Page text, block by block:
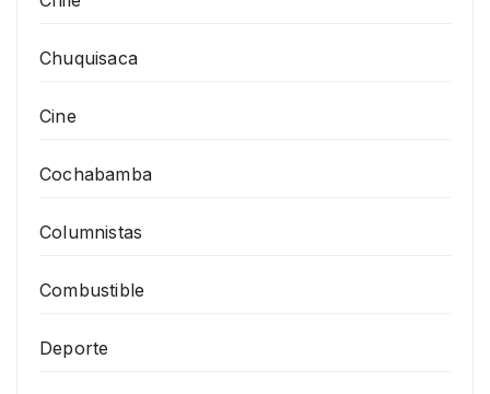
Chuquisaca
Cine
Cochabamba
Columnistas
Combustible
Deporte